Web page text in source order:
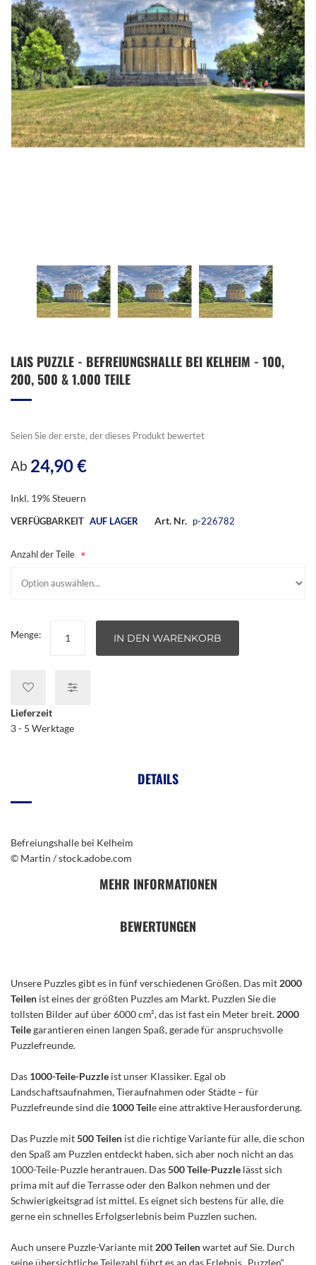
Anfang
der
LAIS PUZZLE - BEFREIUNGSHALLE BEI KELHEIM - 100,
200, 500 & 1.000 TEILE
Seien Sie der erste, der dieses Produkt bewertet
Ab 24,90 €
Inkl. 19% Steuern
VERFÜGBARKEIT AUF LAGER Art. Nr. p-226782
Anzahl der Teile
Menge: IN DEN WARENKORB
Lieferzeit
3 - 5 Werktage
DETAILS
Befreiungshalle bei Kelheim
© Martin / stock.adobe.com
MEHR INFORMATIONEN
BEWERTUNGEN
Unsere Puzzles gibt es in fünf verschiedenen Größen. Das mit 2000
Teilen ist eines der größten Puzzles am Markt. Puzzlen Sie die
tollsten Bilder auf über 6000 cm², das ist fast ein Meter breit. 2000
Teilegarantieren einen langen Spaß, gerade für anspruchsvolle
Puzzlefreunde.
Das 1000-Teile-Puzzle ist unser Klassiker. Egal ob
Landschaftsaufnahmen, Tieraufnahmen oder Städte – für
Puzzlefreunde sind die 1000 Teile eine attraktive Herausforderung.
Das Puzzle mit500 Teilen ist die richtige Variante für alle, die schon
den Spaß am Puzzlen entdeckt haben, sich aber noch nicht an das
1000-Teile-Puzzle herantrauen. Das500 Teile-Puzzle lässt sich
prima mit auf die Terrasse oder den Balkon nehmen und der
Schwierigkeitsgrad ist mittel. Es eignet sich bestens für alle, die
gerne ein schnelles Erfolgserlebnis beim Puzzlen suchen.
Auch unsere Puzzle-Variante mit 200 Teilenwartet auf Sie. Durch
seine übersichtliche Teilezahl führt es an das Erlebnis „Puzzlen“